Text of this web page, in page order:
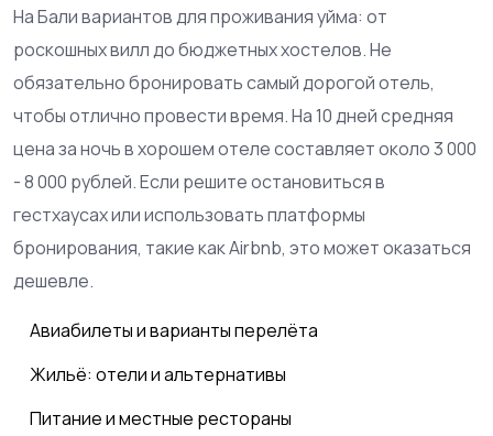
На Бали вариантов для проживания уйма: от
роскошных вилл до бюджетных хостелов. Не
обязательно бронировать самый дорогой отель,
чтобы отлично провести время. На 10 дней средняя
цена за ночь в хорошем отеле составляет около 3 000
- 8 000 рублей. Если решите остановиться в
гестхаусах или использовать платформы
бронирования, такие как Airbnb, это может оказаться
дешевле.
Авиабилеты и варианты перелёта
Жильё: отели и альтернативы
Питание и местные рестораны